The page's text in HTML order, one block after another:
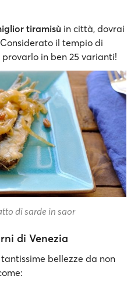
tiramisù in città, dovrai
il tempio di
in ben 25 varianti!
di sarde in saor
di Venezia
bellezze da non